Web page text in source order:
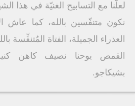
لعلّنا مع التسابيح الغنيّة في هذا
نكون متنفّسين بالله، كما عاش
العذراء الجميلة، الفتاة المُتنفِّسة
القمص يوحنا نصيف كاهن
بشيكاجو.